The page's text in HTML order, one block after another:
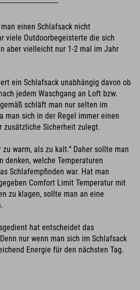
einen Schlafsack nicht
viele Outdoorbegeisterte die sich
aber vielleicht nur 1-2 mal im Jahr
ein Schlafsack unabhängig davon ob
jedem Waschgang an Loft bzw.
schläft man nur selten im
man sich in der Regel immer einen
zusätzliche Sicherheit zulegt.
warm, als zu kalt.“ Daher sollte man
denken, welche Temperaturen
Schlafempfinden war. Hat man
Comfort Limit Temperatur mit
zu klagen, sollte man an eine
hat entscheidet das
nur wenn man sich im Schlafsack
Energie für den nächsten Tag.